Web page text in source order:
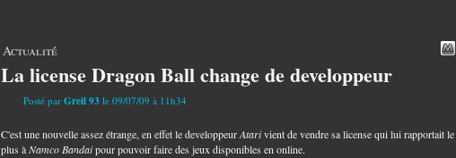
Actualité
La license Dragon Ball change de developpeur
Posté par Greil 93 le 09/07/09 à 11h34
C'est une nouvelle assez étrange, en effet le developpeurAtarivient de vendre sa license qui lui rapportait le
plus àNamco Bandaipour pouvoir faire des jeux disponibles en online.